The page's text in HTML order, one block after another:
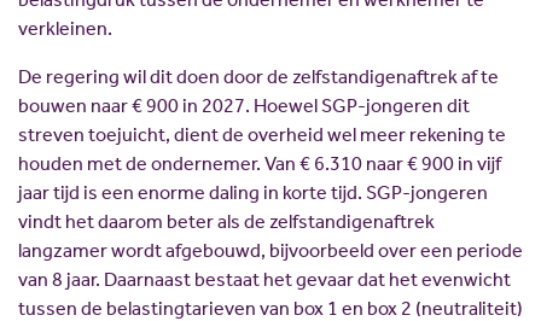
verkleinen.
De regering wil dit doen door de zelfstandigenaftrek af te
bouwen naar € 900 in 2027. Hoewel SGP-jongeren dit
streven toejuicht, dient de overheid wel meer rekening te
houden met de ondernemer. Van € 6.310 naar € 900 in vijf
jaar tijd is een enorme daling in korte tijd. SGP-jongeren
vindt het daarom beter als de zelfstandigenaftrek
langzamer wordt afgebouwd, bijvoorbeeld over een periode
van 8 jaar. Daarnaast bestaat het gevaar dat het evenwicht
tussen de belastingtarieven van box 1 en box 2 (neutraliteit)